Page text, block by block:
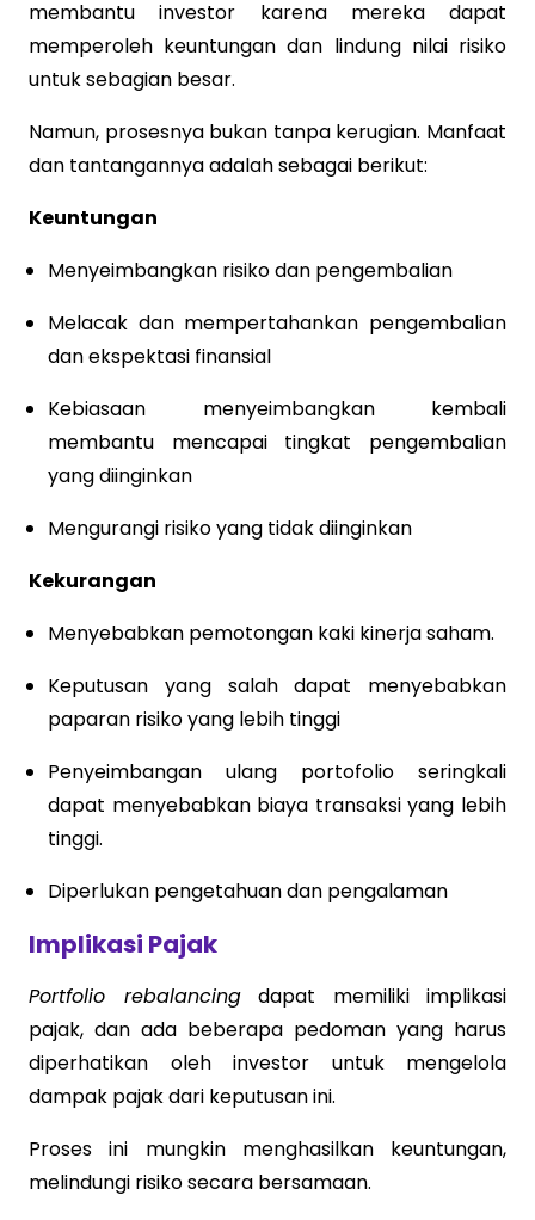
membantu investor karena mereka dapat
memperoleh keuntungan dan lindung nilai risiko
untuk sebagian besar.
Namun, prosesnya bukan tanpa kerugian. Manfaat
dan tantangannya adalah sebagai berikut:
Keuntungan
Menyeimbangkan risiko dan pengembalian
Melacak dan mempertahankan pengembalian
dan ekspektasi finansial
Kebiasaan menyeimbangkan kembali
membantu mencapai tingkat pengembalian
yang diinginkan
Mengurangi risiko yang tidak diinginkan
Kekurangan
Menyebabkan pemotongan kaki kinerja saham.
Keputusan yang salah dapat menyebabkan
paparan risiko yang lebih tinggi
Penyeimbangan ulang portofolio seringkali
dapat menyebabkan biaya transaksi yang lebih
tinggi.
Diperlukan pengetahuan dan pengalaman
Implikasi Pajak
Portfolio rebalancingdapat memiliki implikasi
pajak, dan ada beberapa pedoman yang harus
diperhatikan oleh investor untuk mengelola
dampak pajak dari keputusan ini.
Proses ini mungkin menghasilkan keuntungan,
melindungi risiko secara bersamaan.